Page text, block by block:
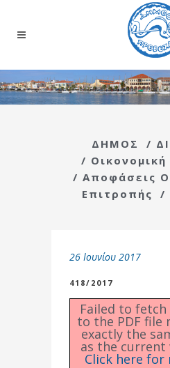
ΔΗΜΟΣ /
/
/ Αποφάσεις
Επιτροπής
/
26 Ιουνίου 2017
418/2017
Failed to fetch
to the PDF file
exactly the
as the current
Click here for